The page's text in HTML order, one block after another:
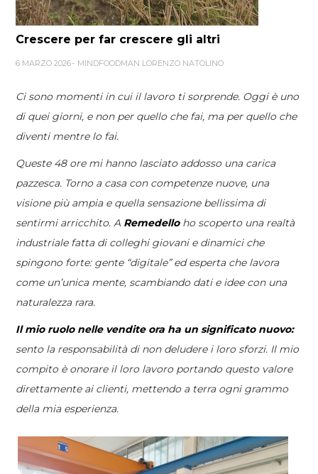
Crescere per far crescere gli altri
6 MARZO 2026 MINDFOODMAN LORENZO NATOLINO
Ci sono momenti in cui il lavoro ti sorprende. Oggi è uno
di quei giorni, e non per quello che fai, ma per quello che
diventi mentre lo fai.
Queste 48 ore mi hanno lasciato addosso una carica
pazzesca. Torno a casa con competenze nuove, una
visione più ampia e quella sensazione bellissima di
sentirmi arricchito. A Remedelloho scoperto una realtà
industriale fatta di colleghi giovani e dinamici che
spingono forte: gente “digitale” ed esperta che lavora
come un’unica mente, scambiando dati e idee con una
naturalezza rara.
Il mio ruolo nelle vendite ora ha un significato nuovo:
sento la responsabilità di non deludere i loro sforzi. Il mio
compito è onorare il loro lavoro portando questo valore
direttamente ai clienti, mettendo a terra ogni grammo
della mia esperienza.